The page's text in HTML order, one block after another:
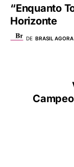
“Enquanto
Horizonte
DE BRASIL AGORA